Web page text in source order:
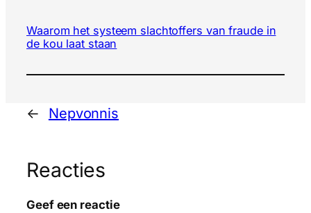
Waarom het systeem slachtoffers van fraude in
de kou laat staan
← Nepvonnis
Reacties
Geef een reactie